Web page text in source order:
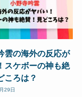
雲の海外の反応が
スケボーの神も絶
ころは？
29日